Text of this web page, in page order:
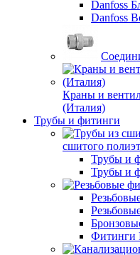
Danfoss
Danfoss
Краны и
(Италия)
Трубы и фитинги
сшитого
Трубы и
Трубы и
Фитинги